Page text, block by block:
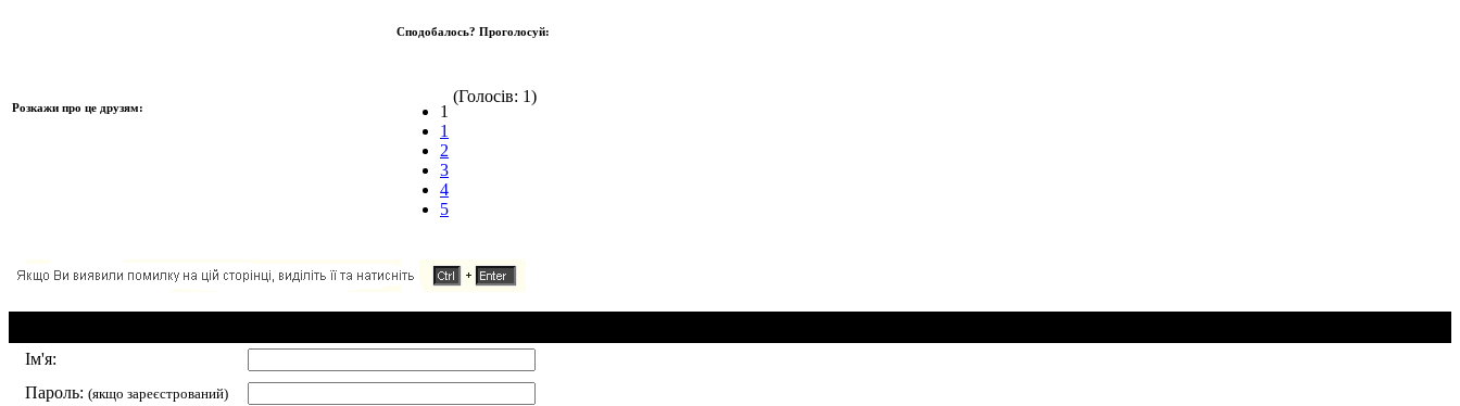
Розкажи про це друзям:
Сподобалось? Проголосуй:
1
1
2
3
4
5
(Голосів: 1)
Ім'я:
Пароль: (якщо зареєстрований)